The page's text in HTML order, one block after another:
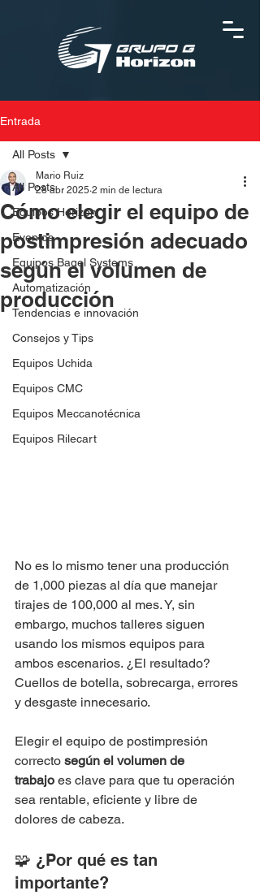
Entrada
All Posts
Equipos Horizon
Eventos
Equipos Bagel Systems
Automatización
Tendencias e innovación
Consejos y Tips
Equipos Uchida
Equipos CMC
Equipos Meccanotécnica
Equipos Rilecart
All Posts
Cómo elegir el equipo de
postimpresión adecuado
según el volumen de
producción
Mario Ruiz
28 abr 2025 2 min de lectura
No es lo mismo tener una producción
de 1,000 piezas al día que manejar
tirajes de 100,000 al mes. Y, sin
embargo, muchos talleres siguen
usando los mismos equipos para
ambos escenarios. ¿El resultado?
Cuellos de botella, sobrecarga, errores
y desgaste innecesario.
Elegir el equipo de postimpresión
correcto según el volumen de
trabajo es clave para que tu operación
sea rentable, eficiente y libre de
dolores de cabeza.
🧩 ¿Por qué es tan
importante?